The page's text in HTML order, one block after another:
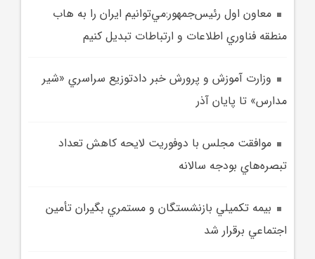
معاون اول رئيس‌جمهور:مي‌توانيم ايران را به هاب
منطقه فناوري اطلاعات و ارتباطات تبديل کنيم
وزارت آموزش و پرورش خبر دادتوزيع سراسري «شير
مدارس» تا پايان آذر
موافقت مجلس با دوفوريت لايحه کاهش تعداد
تبصره‌هاي بودجه سالانه
بيمه تکميلي بازنشستگان و مستمري بگيران تأمين
اجتماعي برقرار شد